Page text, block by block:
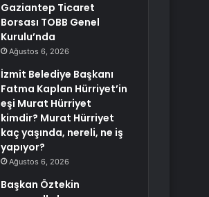
Gaziantep Ticaret
Borsası TOBB Genel
Kurulu’nda
Ağustos 6, 2026
İzmit Belediye Başkanı
Fatma Kaplan Hürriyet’in
eşi Murat Hürriyet
kimdir? Murat Hürriyet
kaç yaşında, nereli, ne iş
yapıyor?
Ağustos 6, 2026
Başkan Öztekin